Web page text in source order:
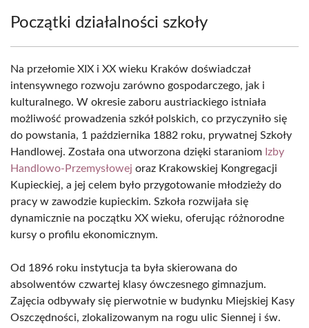
Początki działalności szkoły
Na przełomie XIX i XX wieku Kraków doświadczał
intensywnego rozwoju zarówno gospodarczego, jak i
kulturalnego. W okresie zaboru austriackiego istniała
możliwość prowadzenia szkół polskich, co przyczyniło się
do powstania, 1 października 1882 roku, prywatnej Szkoły
Handlowej. Została ona utworzona dzięki staraniom Izby
Handlowo-Przemysłowej oraz Krakowskiej Kongregacji
Kupieckiej, a jej celem było przygotowanie młodzieży do
pracy w zawodzie kupieckim. Szkoła rozwijała się
dynamicznie na początku XX wieku, oferując różnorodne
kursy o profilu ekonomicznym.
Od 1896 roku instytucja ta była skierowana do
absolwentów czwartej klasy ówczesnego gimnazjum.
Zajęcia odbywały się pierwotnie w budynku Miejskiej Kasy
Oszczędności, zlokalizowanym na rogu ulic Siennej i św.